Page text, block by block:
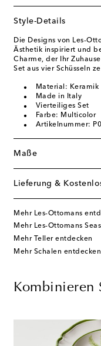
Style-Details
Die Designs von Les-
Ästhetik inspiriert und
Charme, der Ihr
Set aus vier Schüsseln
Material: Keramik
Made in Italy
Vierteiliges Set
Farbe: Multicolor
Artikelnummer:
Maße
Lieferung &
Mehr Les-Ottomans
Mehr Les-Ottomans
Mehr Teller entdecken
Mehr Schalen entdecken
Kombinieren